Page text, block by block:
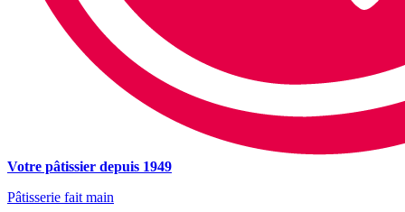
Votre pâtissier depuis 1949
Pâtisserie fait main